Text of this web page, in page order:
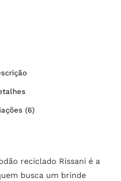
(6)
reciclado Rissani é a
busca um brinde